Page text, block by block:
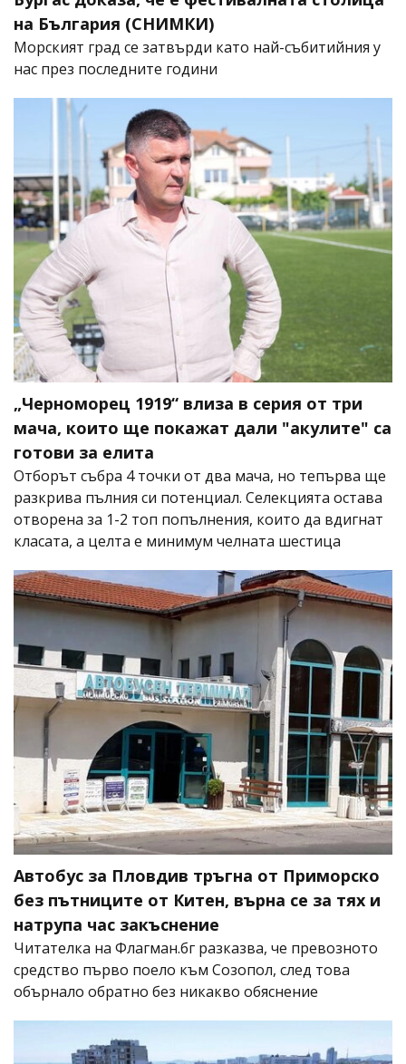
на България (СНИМКИ)
Морският град се затвърди като най-събитийния у
нас през последните години
„Черноморец 1919“ влиза в серия от три
мача, които ще покажат дали "акулите" са
готови за елита
Отборът събра 4 точки от два мача, но тепърва ще
разкрива пълния си потенциал. Селекцията остава
отворена за 1-2 топ попълнения, които да вдигнат
класата, а целта е минимум челната шестица
Автобус за Пловдив тръгна от Приморско
без пътниците от Китен, върна се за тях и
натрупа час закъснение
Читателка на Флагман.бг разказва, че превозното
средство първо поело към Созопол, след това
обърнало обратно без никакво обяснение